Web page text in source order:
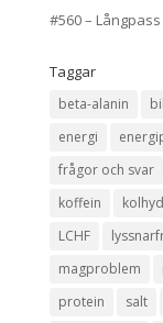
#560 –
Taggar
beta-alanin
energi
frågor och svar
koffein
LCHF
magproblem
protein
salt